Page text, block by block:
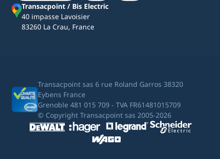
Transacpoint / Bis Electric
40 impasse Lavoisier
83260 La Crau, France
Transacpoint sas 6 rue Roland Garros 38320
Eybens France
Grenoble 481 015 709 - TVA FR61481015709
© Copyright Transacpoint sas 2005-2026